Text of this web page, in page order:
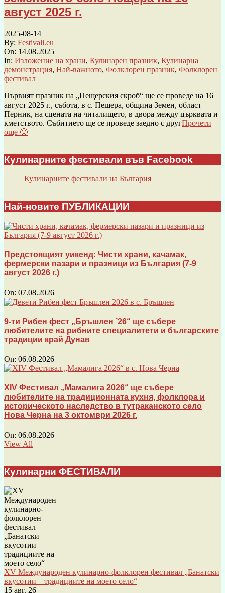
август 2025 г.
2025-08-14
By: Festivali.eu
On: 14.08.2025
In: Изложение на храни, Кулинарен празник, Кулинарна
демонстрация, Най-важното, Фолклорен празник, Фолклорен
фестивал
Първият празник на „Пещерския скроб“ ще се проведе на 16
август 2025 г., събота, в с. Пещера, община Земен, област
Перник, на сцената на читалището, в двора между църквата и
кметството. Събитието ще се проведе заедно с другПрочети
още 🙂
Кулинарните фестивали във Facebook
Кулинарните фестивали на България
Най-новите ПУБЛИКАЦИИ
Предстоящият уикенд: Чисти храни, качамак,
фермерски пазари и празници из България (7-9
август 2026 г.)
On: 07.08.2026
9-ти Рибен фест „Бръшлен ’26“ ще събере
любителите на рибните специалитети и българските
традиции край Дунав
On: 06.08.2026
XIV Фестивал „Мамалига 2026“ ще събере
любителите на традиционната кухня, фолклора и
историческото наследство в тутраканското село
Нова Черна на 3 октомври 2026 г.
On: 06.08.2026
View All
Кулинарни ФЕСТИВАЛИ
XV Международен кулинарно-фолклорен фестивал „Банатски
вкусотии – традициите на моето село“
15 авг. 26